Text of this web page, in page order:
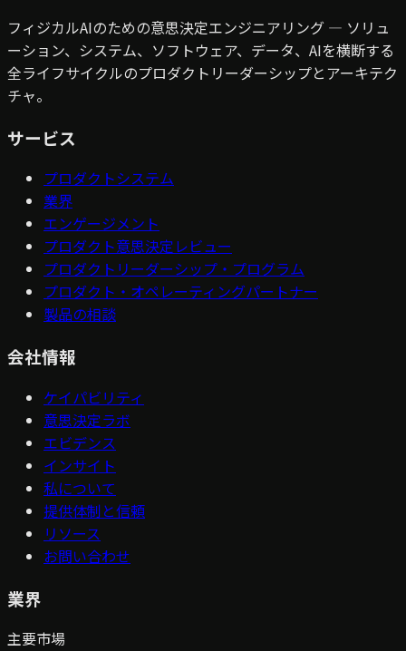
フィジカルAIのための意思決定エンジニアリング — ソリュ
ーション、システム、ソフトウェア、データ、AIを横断する
全ライフサイクルのプロダクトリーダーシップとアーキテク
チャ。
サービス
プロダクトシステム
業界
エンゲージメント
プロダクト意思決定レビュー
プロダクトリーダーシップ・プログラム
プロダクト・オペレーティングパートナー
製品の相談
会社情報
ケイパビリティ
意思決定ラボ
エビデンス
インサイト
私について
提供体制と信頼
リソース
お問い合わせ
業界
主要市場